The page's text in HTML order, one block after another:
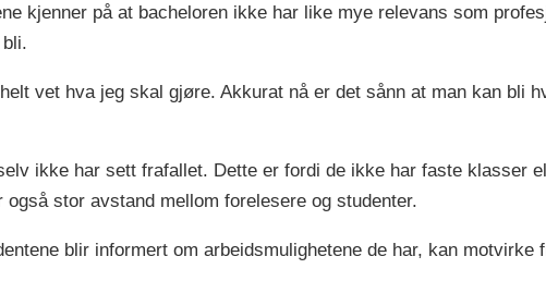
kjenner på at bacheloren ikke har like mye relevans som
vet hva jeg skal gjøre. Akkurat nå er det sånn at man kan bli
ikke har sett frafallet. Dette er fordi de ikke har faste klasser
stor avstand mellom forelesere og studenter.
blir informert om arbeidsmulighetene de har, kan motvirke